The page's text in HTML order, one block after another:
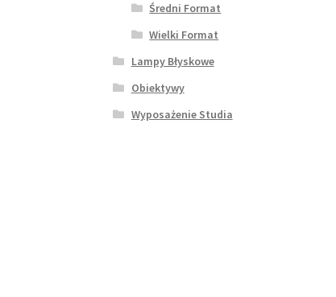
Średni Format
Wielki Format
Lampy Błyskowe
Obiektywy
Wyposażenie Studia